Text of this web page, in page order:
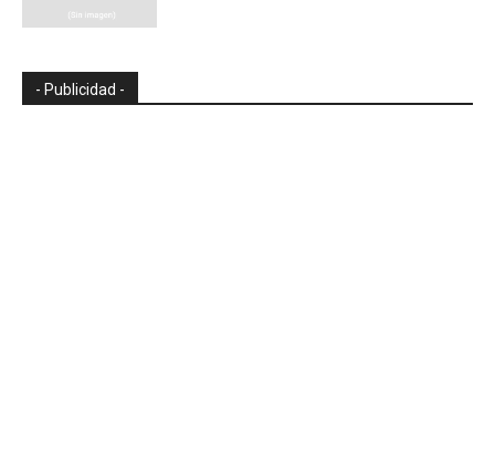
- Publicidad -